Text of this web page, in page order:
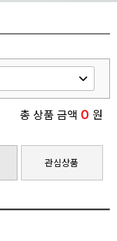
총 상품 금액 0 원
관심상품